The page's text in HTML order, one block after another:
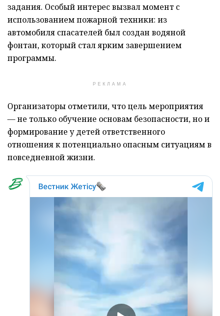
задания. Особый интерес вызвал момент с
использованием пожарной техники: из
автомобиля спасателей был создан водяной
фонтан, который стал ярким завершением
программы.
РЕКЛАМА
Организаторы отметили, что цель мероприятия
— не только обучение основам безопасности, но и
формирование у детей ответственного
отношения к потенциально опасным ситуациям в
повседневной жизни.